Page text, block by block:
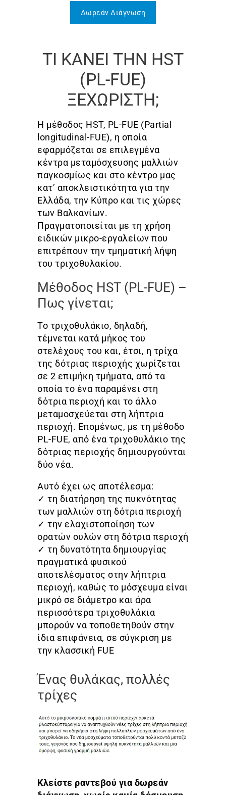
Δωρεάν Διάγνωση
ΤΙ ΚΑΝΕΙ ΤΗΝ HST
(PL-FUE)
ΞΕΧΩΡΙΣΤΗ;
Η μέθοδος HST, PL-FUE (Partial
longitudinal-FUE), η οποία
εφαρμόζεται σε επιλεγμένα
κέντρα μεταμόσχευσης μαλλιών
παγκοσμίως και στο κέντρο μας
κατ’ αποκλειστικότητα για την
Ελλάδα, την Κύπρο και τις χώρες
των Βαλκανίων.
Πραγματοποιείται με τη χρήση
ειδικών μικρο-εργαλείων που
επιτρέπουν την τμηματική λήψη
του τριχοθυλακίου.
Μέθοδος HST (PL-FUE) –
Πως γίνεται;
Το τριχοθυλάκιο, δηλαδή,
τέμνεται κατά μήκος του
στελέχους του και, έτσι, η τρίχα
της δότριας περιοχής χωρίζεται
σε 2 επιμήκη τμήματα, από τα
οποία το ένα παραμένει στη
δότρια περιοχή και το άλλο
μεταμοσχεύεται στη λήπτρια
περιοχή. Επομένως, με τη μέθοδο
PL-FUE, από ένα τριχοθυλάκιο της
δότριας περιοχής δημιουργούνται
δύο νέα.
Αυτό έχει ως αποτέλεσμα:
✓ τη διατήρηση της πυκνότητας
των μαλλιών στη δότρια περιοχή
✓ την ελαχιστοποίηση των
ορατών ουλών στη δότρια περιοχή
✓ τη δυνατότητα δημιουργίας
πραγματικά φυσικού
αποτελέσματος στην λήπτρια
περιοχή, καθώς το μόσχευμα είναι
μικρό σε διάμετρο και άρα
περισσότερα τριχοθυλάκια
μπορούν να τοποθετηθούν στην
ίδια επιφάνεια, σε σύγκριση με
την κλασσική FUE
Ένας θυλάκας, πολλές
τρίχες
Κλείστε ραντεβού για δωρεάν